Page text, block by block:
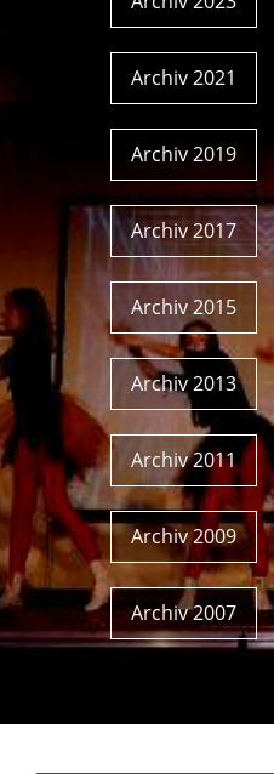
Archiv 2021
Archiv 2019
Archiv 2017
Archiv 2015
Archiv 2013
Archiv 2011
Archiv 2009
Archiv 2007